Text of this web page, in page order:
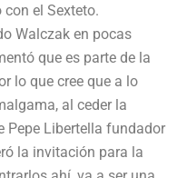
el Sexteto.
Walczak en pocas
que es parte de la
lo que cree que a lo
al ceder la
Pepe Libertella fundador
la invitación para la